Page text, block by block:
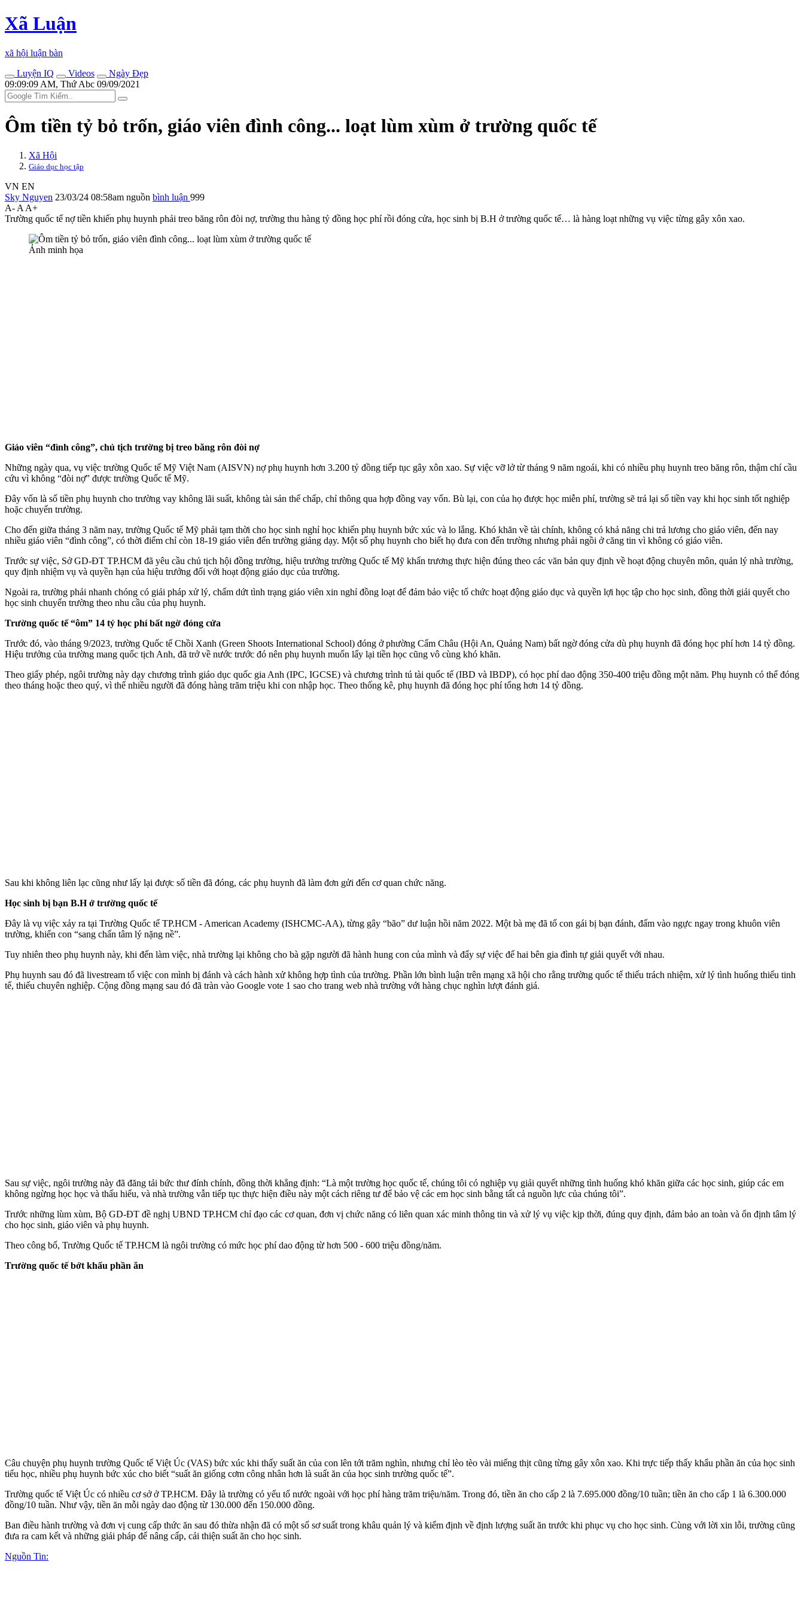
Xã Luận
xã hội luận bàn
Luyện IQ
Videos
Ngày Đẹp
09:09:09 AM, Thứ Abc 09/09/2021
Ôm tiền tỷ bỏ trốn, giáo viên đình công... loạt lùm xùm ở trường quốc tế
Xã Hội
Giáo dục học tập
VN EN
Sky Nguyen 23/03/24 08:58am nguồn bình luận 999
A- A A+
Trường quốc tế nợ tiền khiến phụ huynh phải treo băng rôn đòi nợ, trường thu hàng tỷ đồng học phí rồi đóng cửa, học sinh bị B.H ở trường quốc tế… là hàng loạt những vụ việc từng gây xôn xao.
Ảnh minh họa
Giáo viên “đình công”, chủ tịch trường bị treo băng rôn đòi nợ
Những ngày qua, vụ việc trường Quốc tế Mỹ Việt Nam (AISVN) nợ phụ huynh hơn 3.200 tỷ đồng tiếp tục gây xôn xao. Sự việc vỡ lở từ tháng 9 năm ngoái, khi có nhiều phụ huynh treo băng rôn, thậm chí cầu
cứu vì không “đòi nợ” được trường Quốc tế Mỹ.
Đây vốn là số tiền phụ huynh cho trường vay không lãi suất, không tài sản thế chấp, chỉ thông qua hợp đồng vay vốn. Bù lại, con của họ được học miễn phí, trường sẽ trả lại số tiền vay khi học sinh tốt nghiệp
hoặc chuyển trường.
Cho đến giữa tháng 3 năm nay, trường Quốc tế Mỹ phải tạm thời cho học sinh nghỉ học khiến phụ huynh bức xúc và lo lắng. Khó khăn về tài chính, không có khả năng chi trả lương cho giáo viên, đến nay
nhiều giáo viên “đình công”, có thời điểm chỉ còn 18-19 giáo viên đến trường giảng dạy. Một số phụ huynh cho biết họ đưa con đến trường nhưng phải ngồi ở căng tin vì không có giáo viên.
Trước sự việc, Sở GD-ĐT TP.HCM đã yêu cầu chủ tịch hội đồng trường, hiệu trưởng trường Quốc tế Mỹ khẩn trương thực hiện đúng theo các văn bản quy định về hoạt động chuyên môn, quản lý nhà trường,
quy định nhiệm vụ và quyền hạn của hiệu trưởng đối với hoạt động giáo dục của trường.
Ngoài ra, trường phải nhanh chóng có giải pháp xử lý, chấm dứt tình trạng giáo viên xin nghỉ đồng loạt để đảm bảo việc tổ chức hoạt động giáo dục và quyền lợi học tập cho học sinh, đồng thời giải quyết cho
học sinh chuyển trường theo nhu cầu của phụ huynh.
Trường quốc tế “ôm” 14 tỷ học phí bất ngờ đóng cửa
Trước đó, vào tháng 9/2023, trường Quốc tế Chồi Xanh (Green Shoots International School) đóng ở phường Cẩm Châu (Hội An, Quảng Nam) bất ngờ đóng cửa dù phụ huynh đã đóng học phí hơn 14 tỷ đồng.
Hiệu trưởng của trường mang quốc tịch Anh, đã trở về nước trước đó nên phụ huynh muốn lấy lại tiền học cũng vô cùng khó khăn.
Theo giấy phép, ngôi trường này dạy chương trình giáo dục quốc gia Anh (IPC, IGCSE) và chương trình tú tài quốc tế (IBD và IBDP), có học phí dao động 350-400 triệu đồng một năm. Phụ huynh có thể đóng
theo tháng hoặc theo quý, vì thế nhiều người đã đóng hàng trăm triệu khi con nhập học. Theo thống kê, phụ huynh đã đóng học phí tổng hơn 14 tỷ đồng.
Sau khi không liên lạc cũng như lấy lại được số tiền đã đóng, các phụ huynh đã làm đơn gửi đến cơ quan chức năng.
Học sinh bị bạn B.H ở trường quốc tế
Đây là vụ việc xảy ra tại Trường Quốc tế TP.HCM - American Academy (ISHCMC-AA), từng gây “bão” dư luận hồi năm 2022. Một bà mẹ đã tố con gái bị bạn đánh, đấm vào ngực ngay trong khuôn viên
trường, khiến con “sang chấn tâm lý nặng nề”.
Tuy nhiên theo phụ huynh này, khi đến làm việc, nhà trường lại không cho bà gặp người đã hành hung con của mình và đẩy sự việc để hai bên gia đình tự giải quyết với nhau.
Phụ huynh sau đó đã livestream tố việc con mình bị đánh và cách hành xử không hợp tình của trường. Phần lớn bình luận trên mạng xã hội cho rằng trường quốc tế thiếu trách nhiệm, xử lý tình huống thiếu tinh
tế, thiếu chuyên nghiệp. Cộng đồng mạng sau đó đã tràn vào Google vote 1 sao cho trang web nhà trường với hàng chục nghìn lượt đánh giá.
Sau sự việc, ngôi trường này đã đăng tải bức thư đính chính, đồng thời khẳng định: “Là một trường học quốc tế, chúng tôi có nghiệp vụ giải quyết những tình huống khó khăn giữa các học sinh, giúp các em
không ngừng học học và thấu hiểu, và nhà trường vẫn tiếp tục thực hiện điều này một cách riêng tư để bảo vệ các em học sinh bằng tất cả nguồn lực của chúng tôi”.
Trước những lùm xùm, Bộ GD-ĐT đề nghị UBND TP.HCM chỉ đạo các cơ quan, đơn vị chức năng có liên quan xác minh thông tin và xử lý vụ việc kịp thời, đúng quy định, đảm bảo an toàn và ổn định tâm lý
cho học sinh, giáo viên và phụ huynh.
Theo công bố, Trường Quốc tế TP.HCM là ngôi trường có mức học phí dao động từ hơn 500 - 600 triệu đồng/năm.
Trường quốc tế bớt khẩu phần ăn
Câu chuyện phụ huynh trường Quốc tế Việt Úc (VAS) bức xúc khi thấy suất ăn của con lên tới trăm nghìn, nhưng chỉ lèo tèo vài miếng thịt cũng từng gây xôn xao. Khi trực tiếp thấy khẩu phần ăn của học sinh
tiểu học, nhiều phụ huynh bức xúc cho biết “suất ăn giống cơm công nhân hơn là suất ăn của học sinh trường quốc tế”.
Trường quốc tế Việt Úc có nhiều cơ sở ở TP.HCM. Đây là trường có yếu tố nước ngoài với học phí hàng trăm triệu/năm. Trong đó, tiền ăn cho cấp 2 là 7.695.000 đồng/10 tuần; tiền ăn cho cấp 1 là 6.300.000
đồng/10 tuần. Như vậy, tiền ăn mỗi ngày dao động từ 130.000 đến 150.000 đồng.
Ban điều hành trường và đơn vị cung cấp thức ăn sau đó thừa nhận đã có một số sơ suất trong khâu quản lý và kiểm định về định lượng suất ăn trước khi phục vụ cho học sinh. Cùng với lời xin lỗi, trường cũng
đưa ra cam kết và những giải pháp để nâng cấp, cải thiện suất ăn cho học sinh.
Nguồn Tin: